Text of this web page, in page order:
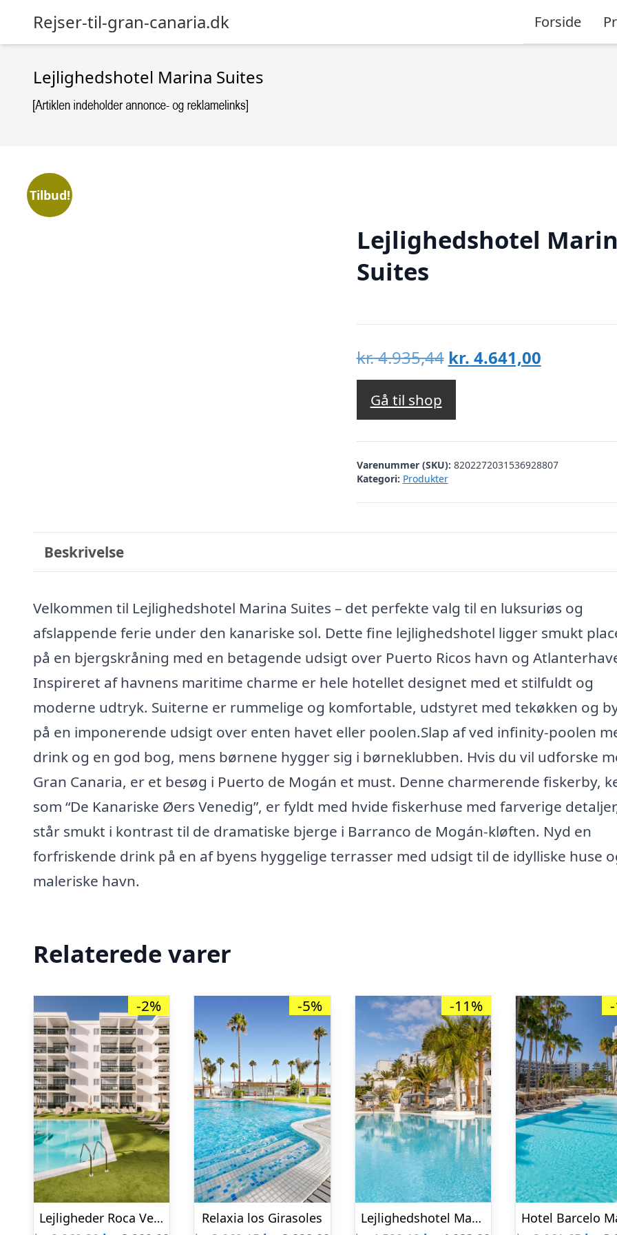
Rejser-til-gran-canaria.dk Forside
Lejlighedshotel Marina Suites
Tilbud!
Lejlighedshotel
Suites
kr.4.935,44 Den
oprindelige
var:
kr. 4.935,44.
kr. 4.641,00Den
kr.
Gå til shop
Varenummer (SKU): 8202272031536928807
Kategori: Produkter
Beskrivelse
Velkommen til Lejlighedshotel Marina Suites – det perfekte valg til en luksuriøs og
afslappende ferie under den kanariske sol. Dette fine lejlighedshotel ligger smukt
på en bjergskråning med en betagende udsigt over Puerto Ricos havn og
Inspireret af havnens maritime charme er hele hotellet designet med et stilfuldt og
moderne udtryk. Suiterne er rummelige og komfortable, udstyret med tekøkken og
på en imponerende udsigt over enten havet eller poolen.Slap af ved infinity-poolen
drink og en god bog, mens børnene hygger sig i børneklubben. Hvis du vil udforske
Gran Canaria, er et besøg i Puerto de Mogán et must. Denne charmerende fiskerby,
som “De Kanariske Øers Venedig”, er fyldt med hvide fiskerhuse med farverige
står smukt i kontrast til de dramatiske bjerge i Barranco de Mogán-kløften. Nyd en
forfriskende drink på en af byens hyggelige terrasser med udsigt til de idylliske huse
maleriske havn.
Relaterede varer
-2%
Lejligheder Roca Verde
-5%
Relaxia los Girasoles
-11%
Lejlighedshotel Marina Bay View – voksenhotel